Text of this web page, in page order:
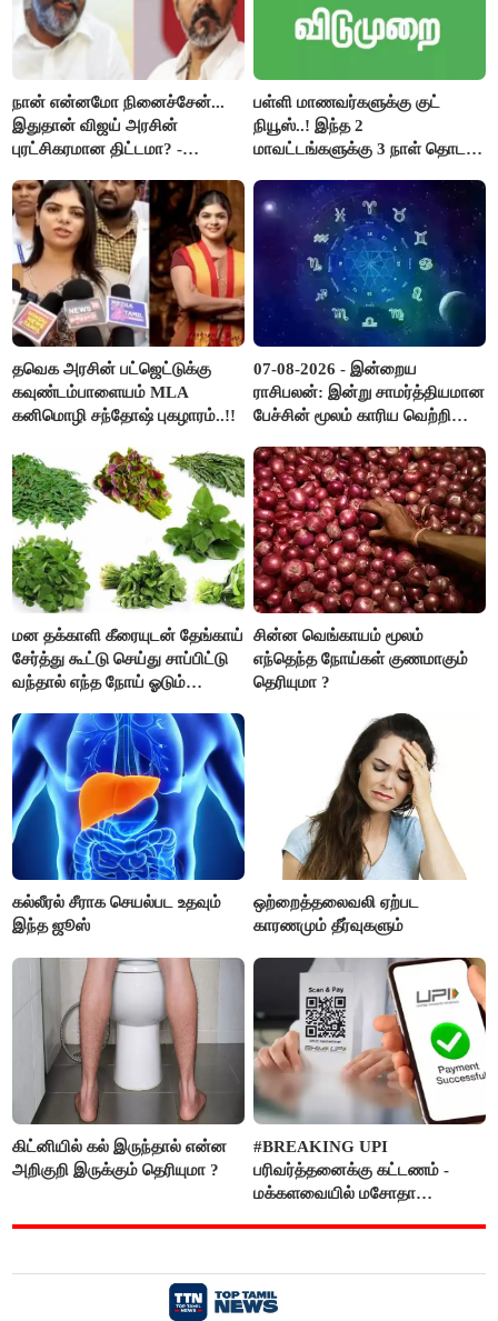
நான் என்னமோ நினைச்சேன்...
இதுதான் விஜய் அரசின்
புரட்சிகரமான திட்டமா? -
பள்ளி மாணவர்களுக்கு குட்
நியூஸ்..! இந்த 2
மாவட்டங்களுக்கு 3 நாள் தொடர்
தவெக அரசின் பட்ஜெட்டுக்கு
கவுண்டம்பாளையம் MLA
கனிமொழி சந்தோஷ் புகழாரம்..!!
07-08-2026 - இன்றைய
ராசிபலன்: இன்று சாமர்த்தியமான
பேச்சின் மூலம் காரிய வெற்றி
பொறுப்புகளை ஒப்படைப்பதில்
கவனம் தேவை..!
மன தக்காளி கீரையுடன் தேங்காய்
சேர்த்து கூட்டு செய்து சாப்பிட்டு
வந்தால் எந்த நோய் ஓடும்
சின்ன வெங்காயம் மூலம்
எந்தெந்த நோய்கள் குணமாகும்
தெரியுமா ?
கல்லீரல் சீராக செயல்பட உதவும்
இந்த ஜூஸ்
ஒற்றைத்தலைவலி ஏற்பட
காரணமும் தீர்வுகளும்
கிட்னியில் கல் இருந்தால் என்ன
அறிகுறி இருக்கும் தெரியுமா ?
#BREAKING UPI
பரிவர்த்தனைக்கு கட்டணம் -
மக்களவையில் மசோதா